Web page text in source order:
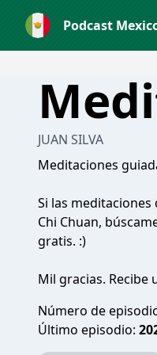
Podcast
JUAN SILVA
Meditaciones
Si las
Chi Chuan,
gratis. :)
Mil gracias. Recibe
Número de
Último episodio: